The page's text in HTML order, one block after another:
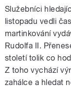
Služebníci
listopadu vedli
martinkování
Rudolfa II.
století tolik co
Z toho vychází
zahálce a hledat